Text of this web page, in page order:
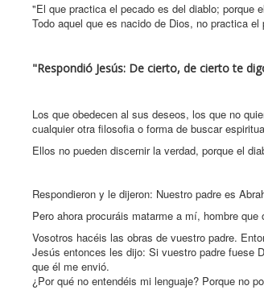
"El que practica el pecado es del diablo; porque
Todo aquel que es nacido de Dios, no practica
"Respondió Jesús: De cierto, de cierto te
Los que obedecen al sus deseos, los que no
cualquier otra filosofia o forma de buscar
Ellos no pueden discernir la verdad, porque el
Respondieron y le dijeron: Nuestro padre es
Pero ahora procuráis matarme a mí, hombre
Vosotros hacéis las obras de vuestro padre.
Jesús entonces les dijo: Si vuestro padre fuese
que él me envió.
¿Por qué no entendéis mi lenguaje? Porque no